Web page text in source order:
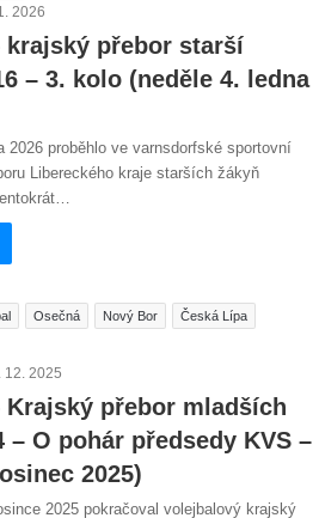
2026
krajský přebor starší
– 3. kolo (neděle 4. ledna
2026 proběhlo ve varnsdorfské sportovní
Libereckého kraje starších žákyň
Osečná Nový Bor Česká Lípa
12. 2025
Krajský přebor mladších
– O pohár předsedy KVS –
2025)
2025 pokračoval volejbalový krajský